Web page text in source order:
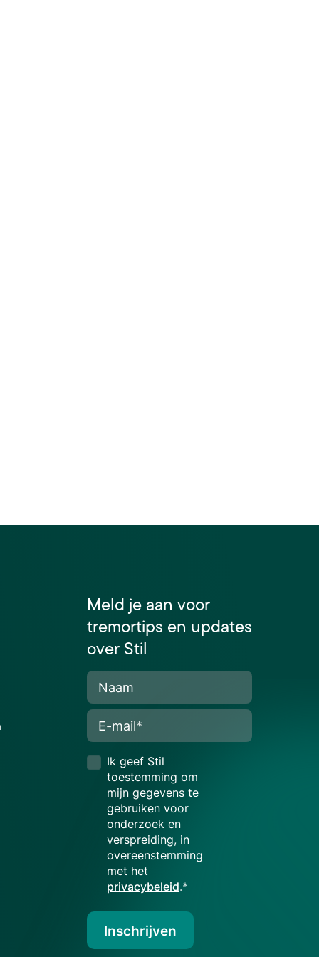
Meld je aan voor
tremortips en updates
over Stil
Naam
E-mail*
Ik geef Stil
toestemming om
mijn gegevens te
gebruiken voor
onderzoek en
verspreiding, in
overeenstemming
met het
privacybeleid.*
Inschrijven